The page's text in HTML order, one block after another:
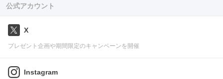
公式アカウント
X
プレゼント企画や期間限定のキャンペーンを開催
Instagram